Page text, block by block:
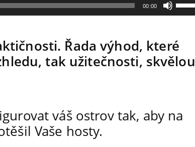
00:00
nebo
snížíte
úroveň
Řada výhod, které
tak užitečnosti, skvělou
váš ostrov tak, aby na
Vaše hosty.